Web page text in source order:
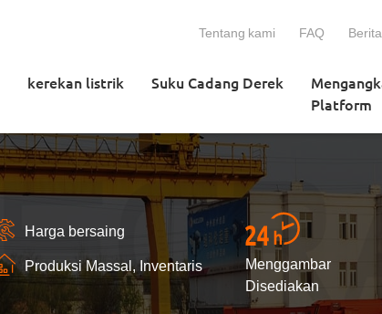
Tentang kami FAQ Berita
kerekan listrik Suku Cadang Derek
Platform
Harga bersaing
Produksi Massal, Inventaris
Menggambar
Disediakan